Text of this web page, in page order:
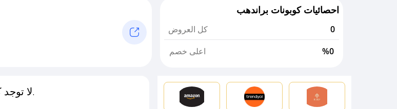
احصائيات كوبونات براندهب
كل العروض
0
اعلى خصم
%0
لا توجد كوبونات متاحة لـهذا المتجر حاليًا.